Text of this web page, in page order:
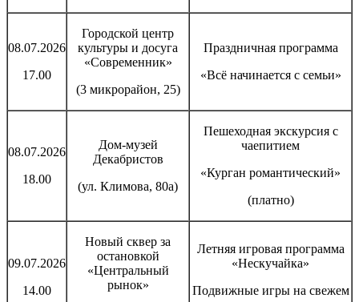
08.07.2026
17.00
Городской центр
культуры и досуга
«Современник»
(3 микрорайон, 25)
Праздничная программа
«Всё начинается с семьи»
08.07.2026
18.00
Дом-музей
Декабристов
(ул. Климова, 80а)
Пешеходная экскурсия с
чаепитием
«Курган романтический»
(платно)
09.07.2026
14.00
Новый сквер за
остановкой
«Центральный
рынок»
Летняя игровая программа
«Нескучайка»
Подвижные игры на свежем